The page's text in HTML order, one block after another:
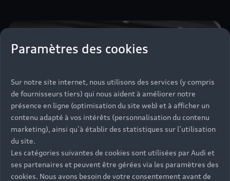
Paramètres des cookies
Sur notre site internet, nous utilisons des services (y compris
de fournisseurs tiers) qui nous aident à améliorer notre
présence en ligne (optimisation du site web) et à afficher un
contenu adapté à vos intérêts (personnalisation du contenu
marketing), ainsi qu’à établir des statistiques sur l’utilisation
du site.
Les catégories suivantes de cookies sont utilisées par Audi et
ses partenaires et peuvent être gérées via les paramètres des
cookies. Nous avons besoin de votre consentement avant de